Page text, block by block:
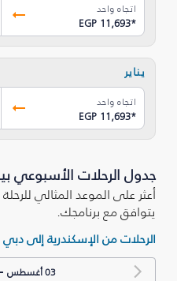
اتجاه واحد
EGP 11,693*
يناير
اتجاه واحد
EGP 11,693*
جدول الرحلات الأسبوعي
أعثر على الموعد المثالي
يتوافق مع برنامجك.
الرحلات من الإسكندرية إلى دبي
03 أغسطس